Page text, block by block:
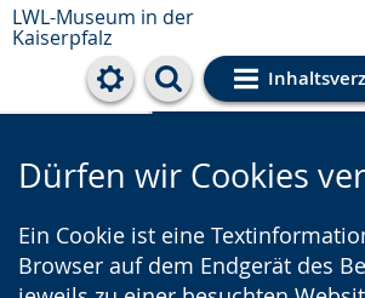
LWL-Museum in der
Kaiserpfalz
Cookie-
Dürfen wir Cookies
Ein Cookie ist eine
Browser auf dem Endgerät des